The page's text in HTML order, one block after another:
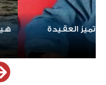
هاني بن بريك:
للوصول لاستعادة